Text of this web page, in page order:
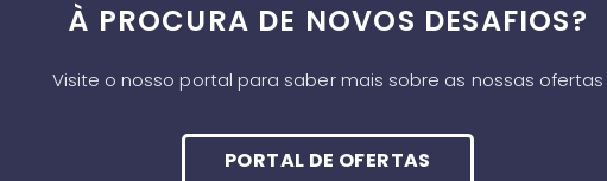
À PROCURA DE NOVOS DESAFIOS?
Visite o nosso portal para saber mais sobre as nossas ofertas
PORTAL DE OFERTAS